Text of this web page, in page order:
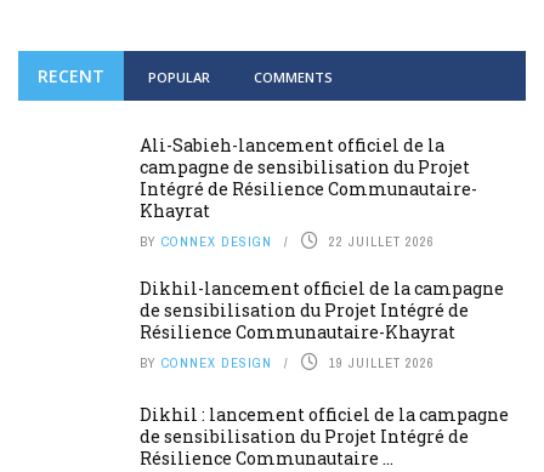
RECENT POPULAR COMMENTS
Ali-Sabieh-lancement officiel de la
campagne de sensibilisation du Projet
Intégré de Résilience Communautaire-
Khayrat
BY CONNEX DESIGN 22 JUILLET 2026
Dikhil-lancement officiel de la campagne
de sensibilisation du Projet Intégré de
Résilience Communautaire-Khayrat
BY CONNEX DESIGN 19 JUILLET 2026
Dikhil : lancement officiel de la campagne
de sensibilisation du Projet Intégré de
Résilience Communautaire ...